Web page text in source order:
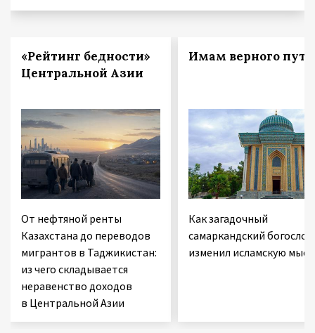
«Рейтинг бедности»
Центральной Азии
От нефтяной ренты
Казахстана до переводов
мигрантов в Таджикистан:
из чего складывается
неравенство доходов
в Центральной Азии
Имам верного пути
Как загадочный
самаркандский богослов
изменил исламскую